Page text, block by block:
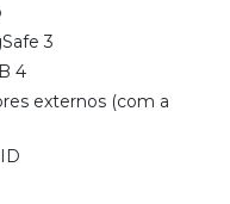
3
4
externos (com a